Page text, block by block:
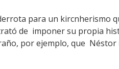
para un kircnherismo
de imponer su propia
por ejemplo, que Néstor